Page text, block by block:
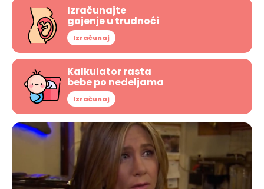
Izračunajte
gojenje u trudnoći
Izračunaj
Kalkulator rasta
bebe po nedeljama
Izračunaj